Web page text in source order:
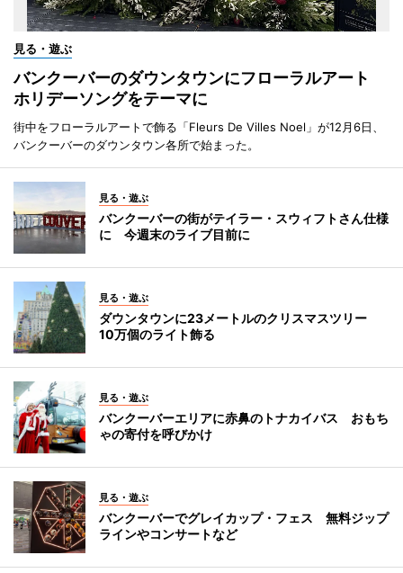
見る・遊ぶ
バンクーバーのダウンタウンにフローラルアート
ホリデーソングをテーマに
街中をフローラルアートで飾る「Fleurs De Villes Noel」が12月6日、
バンクーバーのダウンタウン各所で始まった。
見る・遊ぶ
バンクーバーの街がテイラー・スウィフトさん仕様
に 今週末のライブ目前に
見る・遊ぶ
ダウンタウンに23メートルのクリスマスツリー
10万個のライト飾る
見る・遊ぶ
バンクーバーエリアに赤鼻のトナカイバス おもち
ゃの寄付を呼びかけ
見る・遊ぶ
バンクーバーでグレイカップ・フェス 無料ジップ
ラインやコンサートなど